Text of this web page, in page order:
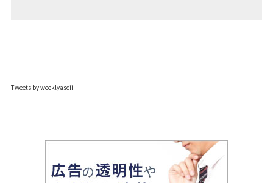
Tweets by weeklyascii